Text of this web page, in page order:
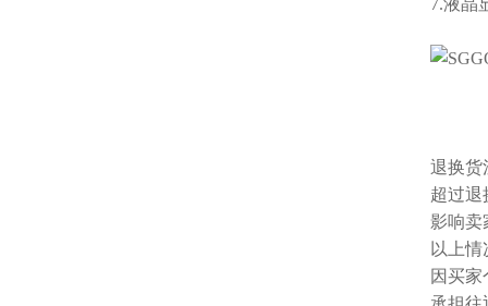
7.液晶
退换货
超过退
影响卖
以上
因买